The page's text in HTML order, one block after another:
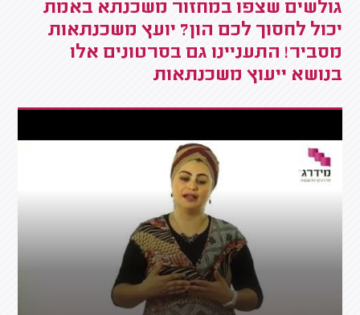
גולשים שצפו במחזור משכנתא באמת
יכול לחסוך לכם הון? יועץ משכנתאות
מסביר! התעניינו גם בסרטונים אלו
בנושא ייעוץ משכנתאות